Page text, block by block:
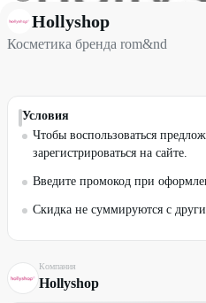
Косметика бренда rom&nd со
Hollyshop
Косметика бренда rom&nd
Условия
Чтобы воспользоваться
зарегистрироваться на сайте.
Введите промокод при
Скидка не суммируются с
Компания
Hollyshop